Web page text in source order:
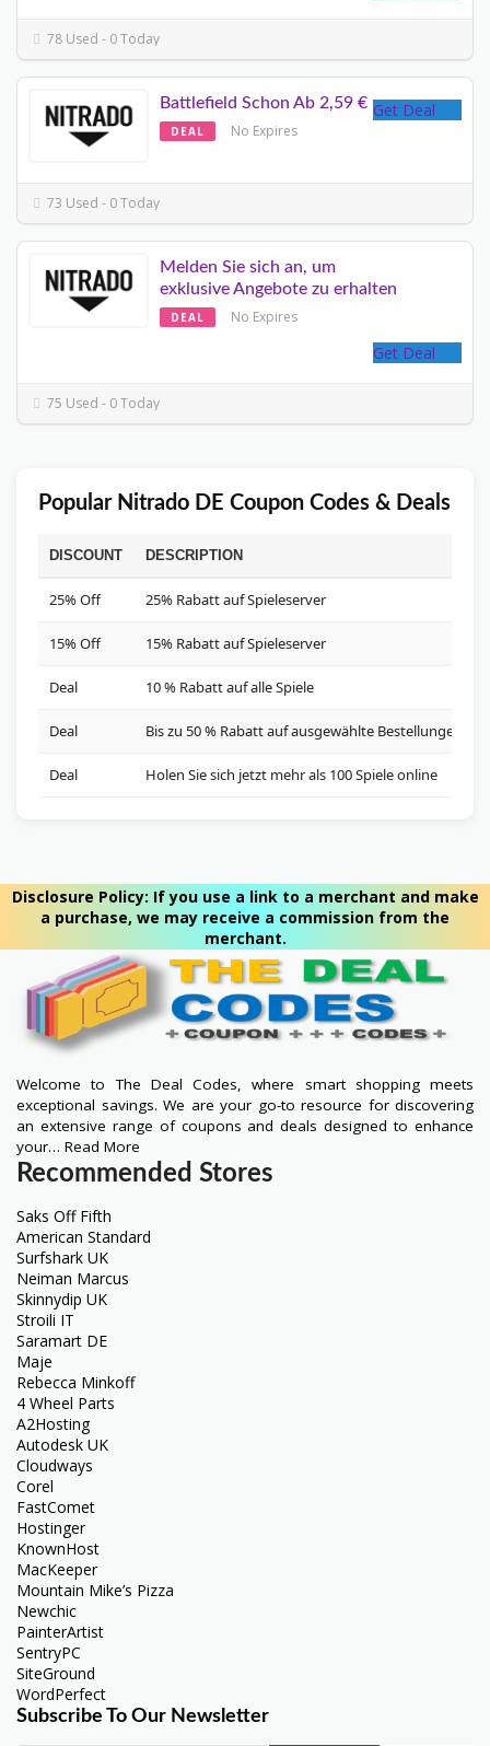
78 Used - 0 Today
Battlefield Schon Ab 2,59 €
DEAL No Expires
Get Deal
73 Used - 0 Today
Melden Sie sich an, um
exklusive Angebote zu erhalten
DEAL No Expires
Get Deal
75 Used - 0 Today
Popular Nitrado DE Coupon Codes & Deals
DISCOUNT DESCRIPTION
25% Off 25% Rabatt auf Spieleserver
15% Off 15% Rabatt auf Spieleserver
Deal 10 % Rabatt auf alle Spiele
Deal Bis zu 50 % Rabatt auf ausgewählte Bestellungen
Deal Holen Sie sich jetzt mehr als 100 Spiele online
Disclosure Policy: If you use a link to a merchant and make
a purchase, we may receive a commission from the
merchant.
Welcome to The Deal Codes, where smart shopping meets
exceptional savings. We are your go-to resource for discovering
an extensive range of coupons and deals designed to enhance
your… Read More
Recommended Stores
Saks Off Fifth
American Standard
Surfshark UK
Neiman Marcus
Skinnydip UK
Stroili IT
Saramart DE
Maje
Rebecca Minkoff
4 Wheel Parts
A2Hosting
Autodesk UK
Cloudways
Corel
FastComet
Hostinger
KnownHost
MacKeeper
Mountain Mike’s Pizza
Newchic
PainterArtist
SentryPC
SiteGround
WordPerfect
Subscribe To Our Newsletter